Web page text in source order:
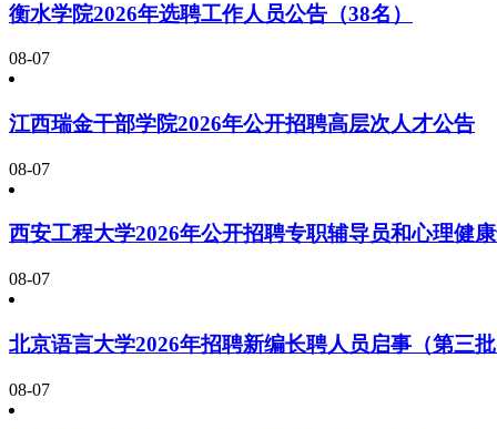
衡水学院2026年选聘工作人员公告（38名）
08-07
江西瑞金干部学院2026年公开招聘高层次人才公告
08-07
西安工程大学2026年公开招聘专职辅导员和心理健
08-07
北京语言大学2026年招聘新编长聘人员启事（第三批
08-07